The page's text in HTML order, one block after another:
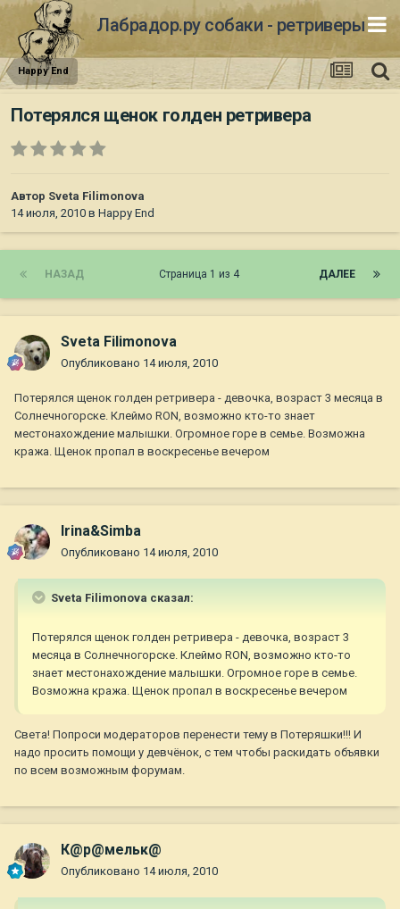
Лабрадор.ру собаки - ретриверы
Happy End
Потерялся щенок голден ретривера
Автор Sveta Filimonova
14 июля, 2010 в Happy End
НАЗАД ДАЛЕЕ
Страница 1 из 4
Sveta Filimonova
Опубликовано 14 июля, 2010
Потерялся щенок голден ретривера - девочка, возраст 3 месяца в
Солнечногорске. Клеймо RON, возможно кто-то знает
местонахождение малышки. Огромное горе в семье. Возможна
кража. Щенок пропал в воскресенье вечером
Irina&Simba
Опубликовано 14 июля, 2010
Sveta Filimonova сказал:
Потерялся щенок голден ретривера - девочка, возраст 3
месяца в Солнечногорске. Клеймо RON, возможно кто-то
знает местонахождение малышки. Огромное горе в семье.
Возможна кража. Щенок пропал в воскресенье вечером
Света! Попроси модераторов перенести тему в Потеряшки!!! И
надо просить помощи у девчёнок, с тем чтобы раскидать объявки
по всем возможным форумам.
К@р@мельк@
Опубликовано 14 июля, 2010